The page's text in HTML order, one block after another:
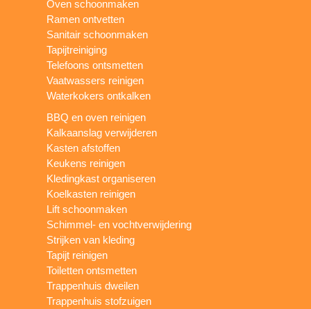
Oven schoonmaken
Ramen ontvetten
Sanitair schoonmaken
Tapijtreiniging
Telefoons ontsmetten
Vaatwassers reinigen
Waterkokers ontkalken
BBQ en oven reinigen
Kalkaanslag verwijderen
Kasten afstoffen
Keukens reinigen
Kledingkast organiseren
Koelkasten reinigen
Lift schoonmaken
Schimmel- en vochtverwijdering
Strijken van kleding
Tapijt reinigen
Toiletten ontsmetten
Trappenhuis dweilen
Trappenhuis stofzuigen